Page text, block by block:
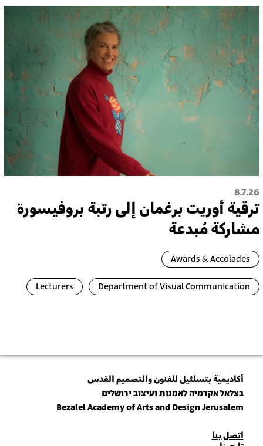
8.7.26
ترقية أُوريت برغمان إلى رتبة بروفيسورة
مشاركة مُبدعة
Awards & Accolades
Department of Visual Communication
Lecturers
أكاديمية بتسلئيل للفنون والتصميم القدس
בצלאל אקדמיה לאמנות ועיצוב ירושלים
Bezalel Academy of Arts and Design Jerusalem
للاتصال
اتصل بنا